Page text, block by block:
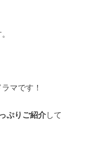
マです！
ぷりご紹介して